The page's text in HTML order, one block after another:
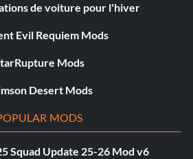
de voiture pour l'hiver
Evil Requiem Mods
Mods
Desert Mods
MODS
Squad Update 25-26 Mod v6